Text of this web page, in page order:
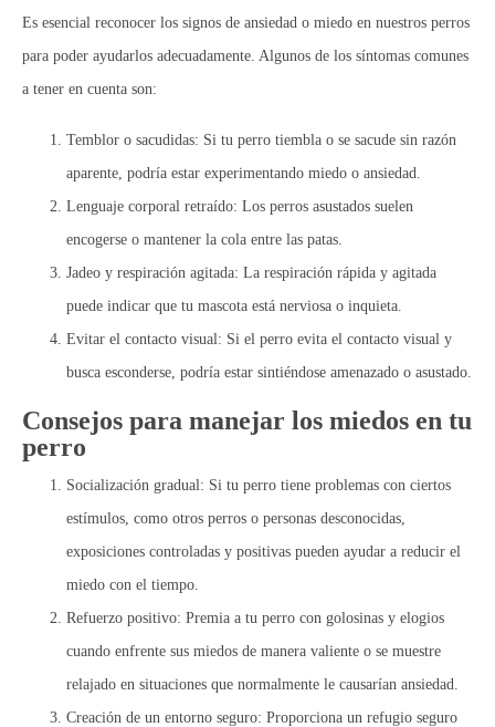
Es esencial reconocer los signos de ansiedad o miedo en nuestros perros
para poder ayudarlos adecuadamente. Algunos de los síntomas comunes
a tener en cuenta son:
Temblor o sacudidas: Si tu perro tiembla o se sacude sin razón
aparente, podría estar experimentando miedo o ansiedad.
Lenguaje corporal retraído: Los perros asustados suelen
encogerse o mantener la cola entre las patas.
Jadeo y respiración agitada: La respiración rápida y agitada
puede indicar que tu mascota está nerviosa o inquieta.
Evitar el contacto visual: Si el perro evita el contacto visual y
busca esconderse, podría estar sintiéndose amenazado o asustado.
Consejos para manejar los miedos en tu
perro
Socialización gradual: Si tu perro tiene problemas con ciertos
estímulos, como otros perros o personas desconocidas,
exposiciones controladas y positivas pueden ayudar a reducir el
miedo con el tiempo.
Refuerzo positivo: Premia a tu perro con golosinas y elogios
cuando enfrente sus miedos de manera valiente o se muestre
relajado en situaciones que normalmente le causarían ansiedad.
Creación de un entorno seguro: Proporciona un refugio seguro